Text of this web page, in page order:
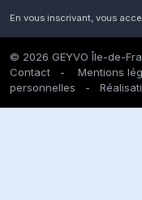
En vous inscrivant, vous
© 2026 GEYVO Île-de-
Contact - Mentions
personnelles -